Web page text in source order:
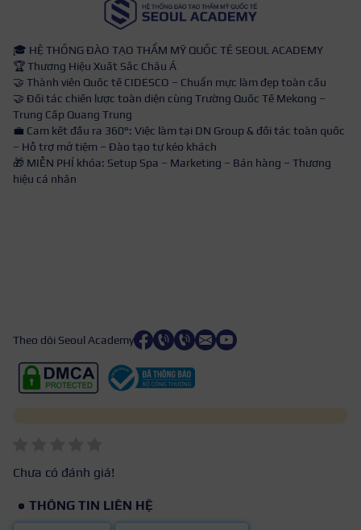
🎓 HỆ THỐNG ĐÀO TẠO THẨM MỸ QUỐC TẾ SEOUL ACADEMY
🏆 Thương Hiệu Xuất Sắc Châu Á
🤝 Thành viên Quốc tế CIDESCO – Chuẩn mực làm đẹp toàn cầu
🤝 Đối tác chiến lược toàn diện cùng Trường Quốc Tế Mekong –
Trung Cấp Quang Trung
💼 Cam kết đầu ra 360°: Việc làm tại DN Group & đối tác toàn quốc
– Hỗ trợ mở tiệm – Đào tạo tự kéo khách
🎁 MIỄN PHÍ khóa: Setup Spa – Marketing – Bán hàng – Thương
hiệu cá nhân
Theo dõi Seoul Academy
Chưa có đánh giá!
THÔNG TIN LIÊN HỆ